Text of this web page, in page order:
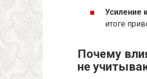
Усиление
итоге
Почему
не